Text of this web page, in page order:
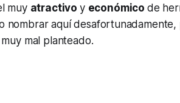
muy atractivo y económico de
nombrar aquí
mal planteado.